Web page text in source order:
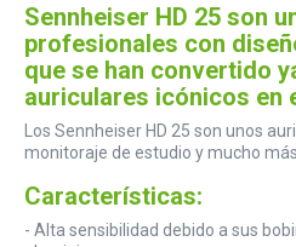
Sennheiser HD 25 son
profesionales con
que se han convertido
auriculares icónicos en
Los Sennheiser HD 25 son unos
monitoraje de estudio y mucho más
Características:
- Alta sensibilidad debido a sus